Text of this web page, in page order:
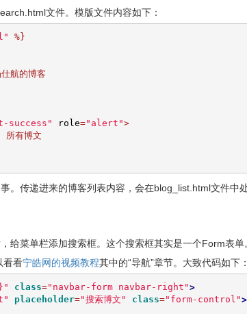
文件。模版文件内容如下：
%}
航的博客
role="alert">
所有博文
。传递进来的博客列表内容，会在blog_list.html文件中处
给菜单栏添加搜索框。这个搜索框其实是一个Form表单
看看宁皓网的视频教程其中的“导航”章节。大致代码如下：
class="navbar-form navbar-right">
placeholder="搜索博文" class="form-control">